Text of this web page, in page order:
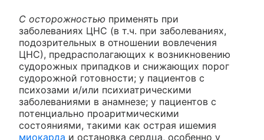
С осторожностью применять при
заболеваниях ЦНС (в т.ч. при заболеваниях,
подозрительных в отношении вовлечения
ЦНС), предрасполагающих к возникновению
судорожных припадков и снижающих порог
судорожной готовности; у пациентов с
психозами и/или психиатрическими
заболеваниями в анамнезе; у пациентов с
потенциально проаритмическими
состояниями, такими как острая ишемия
миокарда и остановка сердца, особенно у